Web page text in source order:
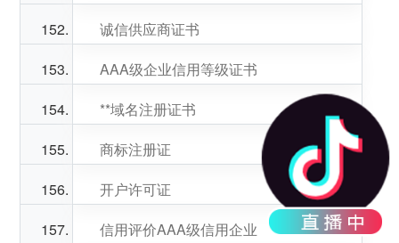
诚信供应商证书
AAA级企业信用等级证书
**域名注册证书
商标注册证
开户许可证
信用评价AAA级信用企业